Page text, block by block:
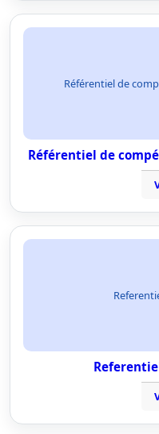
Référentiel de
Référentiel de